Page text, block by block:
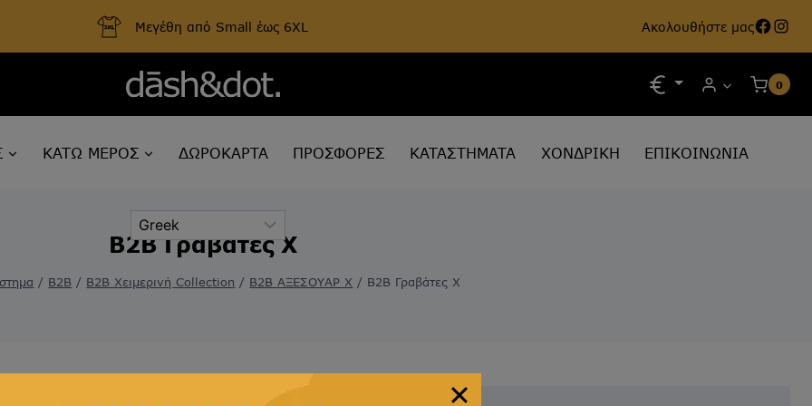
Μεγέθη από Small έως 6XL Ακολουθήστε μας
0
ΚΑΤΩ ΜΕΡΟΣ ΔΩΡΟΚΑΡΤΑ ΠΡΟΣΦΟΡΕΣ ΚΑΤΑΣΤΗΜΑΤΑ ΧΟΝΔΡΙΚΗ ΕΠΙΚΟΙΝΩΝΙΑ
B2B Γραβάτες Χ
/ B2B / B2B Χειμερινή Collection / B2B ΑΞΕΣΟΥΑΡ Χ / B2B Γραβάτες Χ